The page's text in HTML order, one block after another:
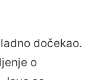
dočekao.
o